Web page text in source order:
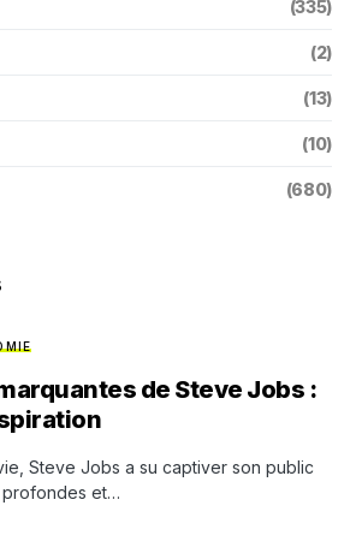
(335)
(2)
(13)
(10)
(680)
de Steve Jobs :
Steve Jobs a su captiver son public
et…